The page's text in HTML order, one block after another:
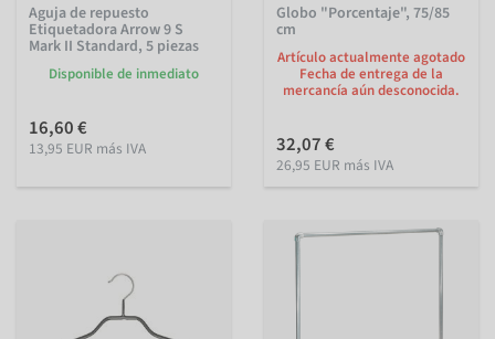
Aguja de repuesto
Etiquetadora Arrow 9 S
Mark II Standard, 5 piezas
Disponible de inmediato
16,60 €
13,95 EUR más IVA
Globo "Porcentaje", 75/85
cm
Artículo actualmente agotado
Fecha de entrega de la
mercancía aún desconocida.
32,07 €
26,95 EUR más IVA